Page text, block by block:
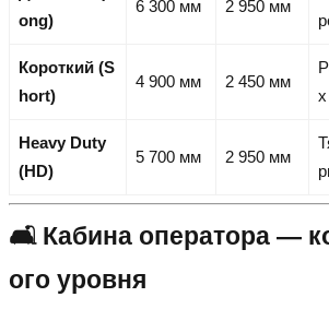
ong)
6 300 мм 2 950 мм
Короткий (S
hort)
4 900 мм 2 450 мм
Heavy Duty
(HD)
5 700 мм 2 950 мм
🛋️ Кабина оператора —
ого уровня